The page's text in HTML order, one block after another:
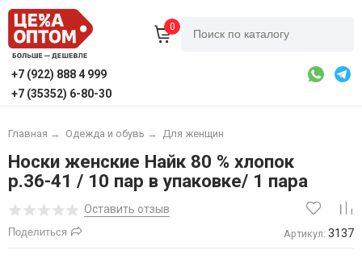
0
+7 (922) 888 4 999
+7 (35352) 6-80-30
Главная → Одежда и обувь → Для женщин
Носки женские Найк 80 % хлопок
р.36-41 / 10 пар в упаковке/ 1 пара
Оставить отзыв
Поделиться Артикул: 3137